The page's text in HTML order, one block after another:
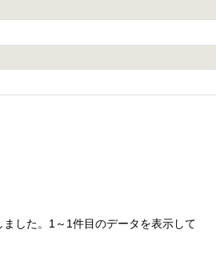
した。1～1件目のデータを表示して